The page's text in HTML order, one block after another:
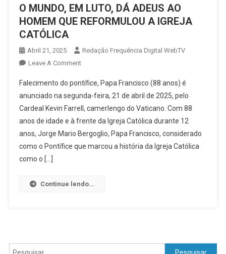
O MUNDO, EM LUTO, DÁ ADEUS AO
HOMEM QUE REFORMULOU A IGREJA
CATÓLICA
Abril 21, 2025
Redação Frequência Digital WebTV
Leave A CommentOn
MUNDO,
EM
LUTO,
DÁ
ADEUS
AO
Falecimento do pontífice, Papa Francisco (88 anos) é
anunciado na segunda-feira, 21 de abril de 2025, pelo
Cardeal Kevin Farrell, camerlengo do Vaticano. Com 88
anos de idade e à frente da Igreja Católica durante 12
anos, Jorge Mario Bergoglio, Papa Francisco, considerado
como o Pontífice que marcou a história da Igreja Católica
como o […]
Continue lendo...
Pesquisar